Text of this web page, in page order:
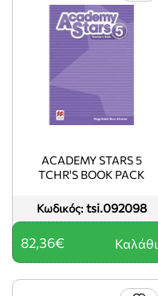
Κωδικός: tsi.092098
ACADEMY STARS 5
TCHR'S BOOK PACK
82,36€ Καλάθι